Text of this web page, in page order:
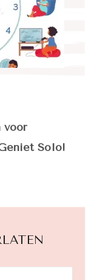
voor
Solo!